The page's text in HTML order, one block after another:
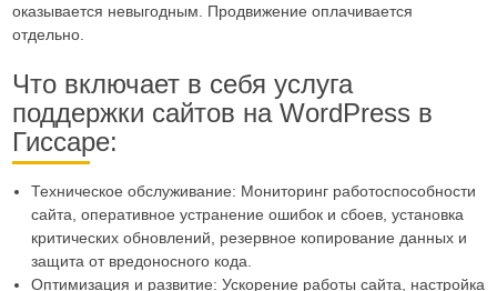
оказывается невыгодным. Продвижение оплачивается
отдельно.
Что включает в себя услуга
поддержки сайтов на WordPress в
Гиссаре:
Техническое обслуживание: Мониторинг работоспособности
сайта, оперативное устранение ошибок и сбоев, установка
критических обновлений, резервное копирование данных и
защита от вредоносного кода.
Оптимизация и развитие: Ускорение работы сайта, настройка